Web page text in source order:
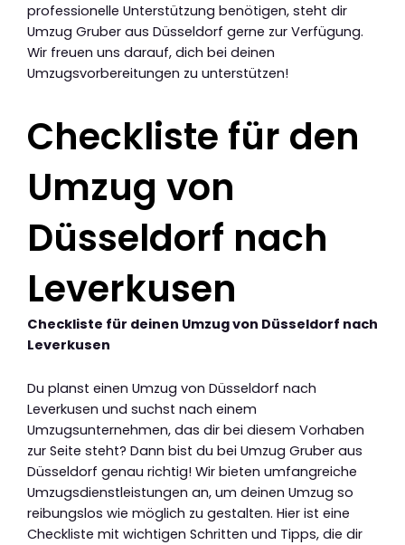
professionelle Unterstützung benötigen, steht dir
Umzug Gruber aus Düsseldorf gerne zur Verfügung.
Wir freuen uns darauf, dich bei deinen
Umzugsvorbereitungen zu unterstützen!
Checkliste für den
Umzug von
Düsseldorf nach
Leverkusen
Checkliste für deinen Umzug von Düsseldorf nach
Leverkusen
Du planst einen Umzug von Düsseldorf nach
Leverkusen und suchst nach einem
Umzugsunternehmen, das dir bei diesem Vorhaben
zur Seite steht? Dann bist du bei Umzug Gruber aus
Düsseldorf genau richtig! Wir bieten umfangreiche
Umzugsdienstleistungen an, um deinen Umzug so
reibungslos wie möglich zu gestalten. Hier ist eine
Checkliste mit wichtigen Schritten und Tipps, die dir